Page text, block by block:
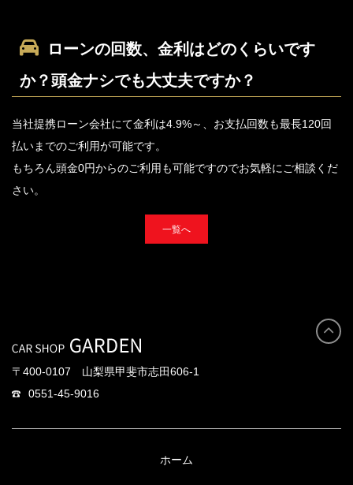
ローンの回数、金利はどのくらいです
か？頭金ナシでも大丈夫ですか？
当社提携ローン会社にて金利は4.9%～、お支払回数も最長120回
払いまでのご利用が可能です。
もちろん頭金0円からのご利用も可能ですのでお気軽にご相談くだ
さい。
一覧へ
〒400-0107 山梨県甲斐市志田606-1
0551-45-9016
ホーム